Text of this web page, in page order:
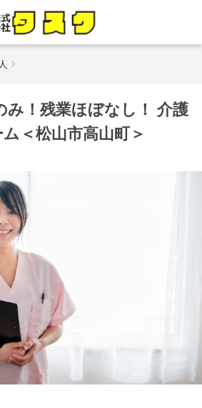
み！残業ほぼなし！ 介護
＜松山市高山町＞